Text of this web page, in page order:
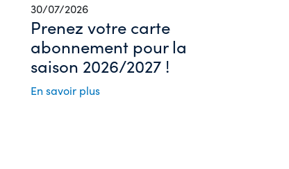
30/07/2026
Prenez votre carte
abonnement pour la
saison 2026/2027 !
En savoir plus